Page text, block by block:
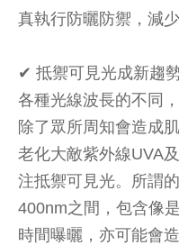
真執行防曬防禦，減
✔︎ 抵禦可見光成新趨
各種光線波長的不同
除了眾所周知會造成
老化大敵紫外線UVA
注抵禦可見光。所謂
400nm之間，包含像
時間曝曬，亦可能會